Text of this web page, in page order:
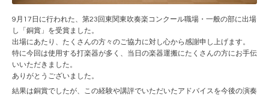
9月17日に行われた、第23回東関東吹奏楽コンクール職場・一般の部に出場
し「銅賞」を受賞ました。
出場にあたり、たくさんの方々のご協力に対し心から感謝申し上げます。
特に今回は使用する打楽器が多く、当日の楽器運搬にたくさんの方にお手伝
いいただきました。
ありがとうございました。
結果は銅賞でしたが、この経験や講評でいただいたアドバイスを今後の演奏